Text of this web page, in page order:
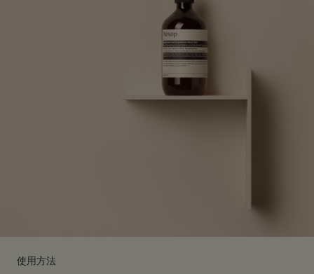
使用方法